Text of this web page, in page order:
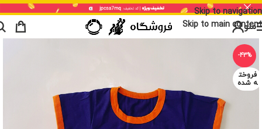
Skip to navigation
Skip to main content
منو
-43%
فروخت
ه شده